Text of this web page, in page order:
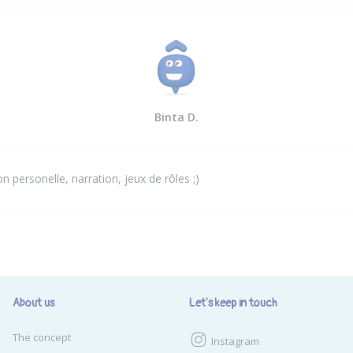
Binta D.
personelle, narration, jeux de rôles ;)
About us
The concept
Let's keep in touch
Instagram